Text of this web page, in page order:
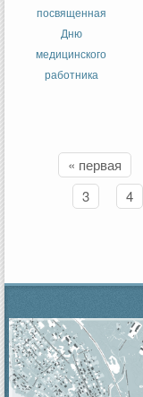
посвященная
Дню
медицинского
работника
« первая
3
4